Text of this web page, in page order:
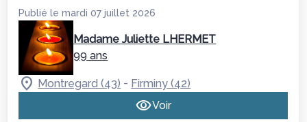
Publié le mardi 07 juillet 2026
Madame Juliette LHERMET
99 ans
Montregard (43) - Firminy (42)
Voir